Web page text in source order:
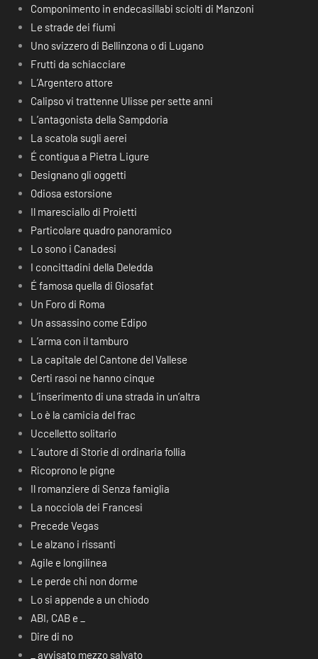
Componimento in endecasillabi sciolti di Manzoni
Le strade dei fiumi
Uno svizzero di Bellinzona o di Lugano
Frutti da schiacciare
L’Argentero attore
Calipso vi trattenne Ulisse per sette anni
L’antagonista della Sampdoria
La scatola sugli aerei
É contigua a Pietra Ligure
Designano gli oggetti
Odiosa estorsione
Il maresciallo di Proietti
Particolare quadro panoramico
Lo sono i Canadesi
I concittadini della Deledda
É famosa quella di Giosafat
Un Foro di Roma
Un assassino come Edipo
L’arma con il tamburo
La capitale del Cantone del Vallese
Certi rasoi ne hanno cinque
L’inserimento di una strada in un’altra
Lo è la camicia del frac
Uccelletto solitario
L’autore di Storie di ordinaria follia
Ricoprono le pigne
Il romanziere di Senza famiglia
La nocciola dei Francesi
Precede Vegas
Le alzano i rissanti
Agile e longilinea
Le perde chi non dorme
Lo si appende a un chiodo
ABI, CAB e _
Dire di no
_ avvisato mezzo salvato